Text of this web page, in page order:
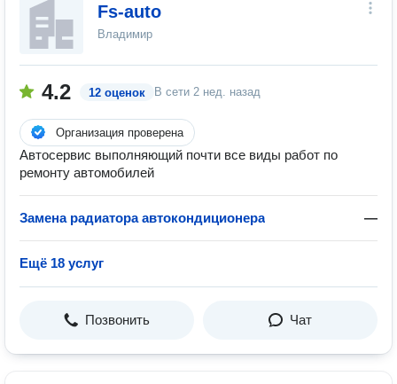
Fs-auto
Владимир
4.2 12 оценок В сети 2 нед. назад
Организация проверена
Автосервис выполняющий почти все виды работ по
ремонту автомобилей
Замена радиатора автокондиционера —
Ещё 18 услуг
Позвонить Чат